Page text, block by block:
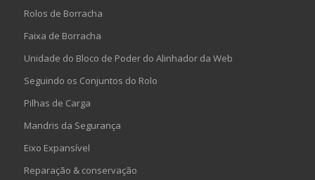
Rolos de Borracha
Faixa de Borracha
Unidade do Bloco de Poder do Alinhador da Web
Seguindo os Conjuntos do Rolo
Pilhas de Carga
Mandris da Segurança
Eixo Expansível
Reparação & conservação